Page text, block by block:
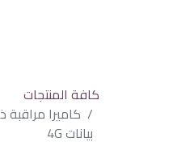
كافة المنتجات
كاميرا
بيانات 4G